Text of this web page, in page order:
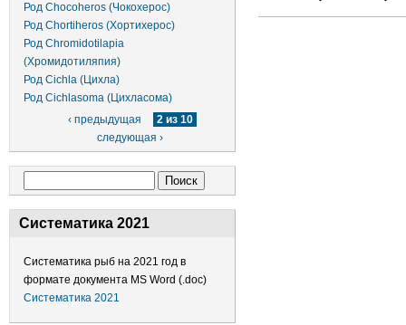
Род Chocoheros (Чокохерос)
Род Chortiheros (Хортихерос)
Род Chromidotilapia
(Хромидотиляпия)
Род Cichla (Цихла)
Род Cichlasoma (Цихласома)
‹ предыдущая
2 из 10
следующая ›
Систематика 2021
Систематика рыб на 2021 год в
формате документа MS Word (.doc)
Систематика 2021